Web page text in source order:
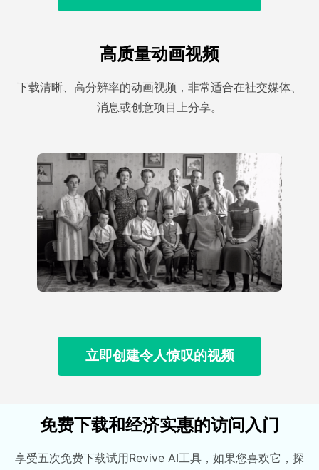
高质量动画视频
下载清晰、高分辨率的动画视频，非常适合在社交媒体、
消息或创意项目上分享。
立即创建令人惊叹的视频
免费下载和经济实惠的访问入门
享受五次免费下载试用Revive AI工具，如果您喜欢它，探